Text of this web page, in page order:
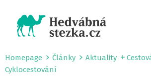
Homepage Články Aktuality
Cyklocestování